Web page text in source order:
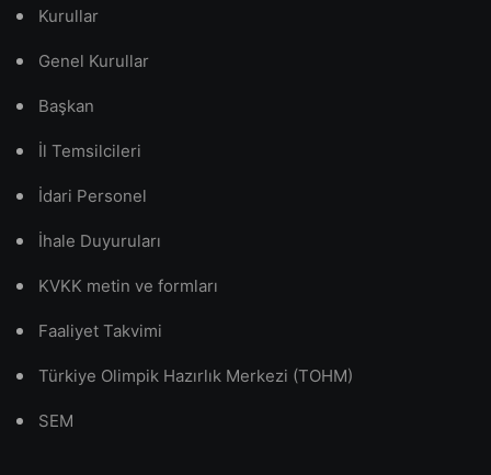
Kurullar
Genel Kurullar
Başkan
İl Temsilcileri
İdari Personel
İhale Duyuruları
KVKK metin ve formları
Faaliyet Takvimi
Türkiye Olimpik Hazırlık Merkezi (TOHM)
SEM